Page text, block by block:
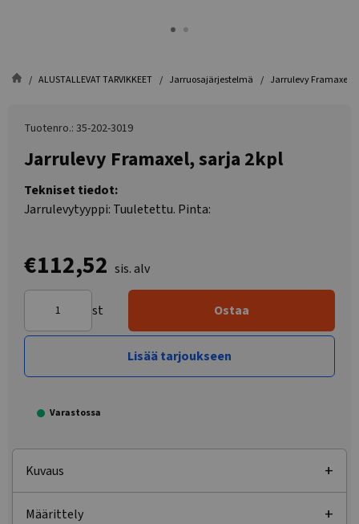
ALUSTALLEVAT TARVIKKEET Jarruosajärjestelmä Jarrulevy Framaxel,
Tuotenro.: 35-202-3019
Jarrulevy Framaxel, sarja 2kpl
Tekniset tiedot:
Jarrulevytyyppi: Tuuletettu. Pinta:
€112,52 sis. alv
st Ostaa
Lisää tarjoukseen
Varastossa
Kuvaus
Määrittely